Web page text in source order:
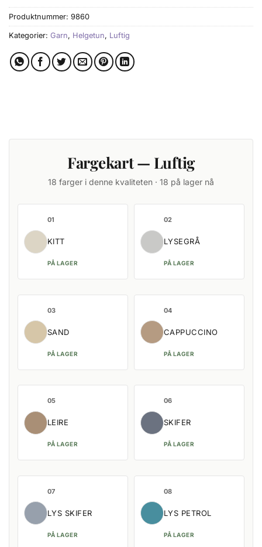
Produktnummer: 9860
Kategorier: Garn, Helgetun, Luftig
Fargekart — Luftig
18 farger i denne kvaliteten · 18 på lager nå
01
KITT
PÅ LAGER
02
LYSEGRÅ
PÅ LAGER
03
SAND
PÅ LAGER
04
CAPPUCCINO
PÅ LAGER
05
LEIRE
PÅ LAGER
06
SKIFER
PÅ LAGER
07
LYS SKIFER
PÅ LAGER
08
LYS PETROL
PÅ LAGER